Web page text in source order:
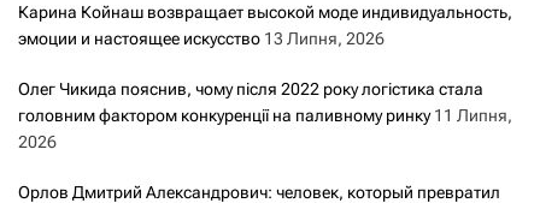
Карина Койнаш возвращает высокой моде индивидуальность,
эмоции и настоящее искусство 13 Липня, 2026
Олег Чикида пояснив, чому після 2022 року логістика стала
головним фактором конкуренції на паливному ринку 11 Липня,
2026
Орлов Дмитрий Александрович: человек, который превратил